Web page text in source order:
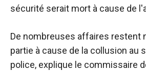
sécurité serait mort à cause de
De nombreuses affaires restent
partie à cause de la collusion au
police, explique le commissaire